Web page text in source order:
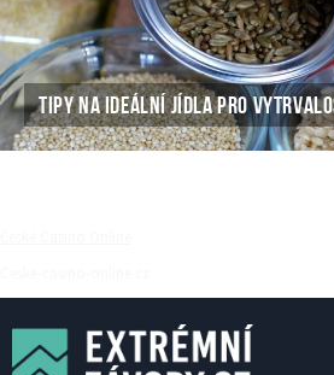
TIPY NA IDEÁLNÍ JÍDLA PRO